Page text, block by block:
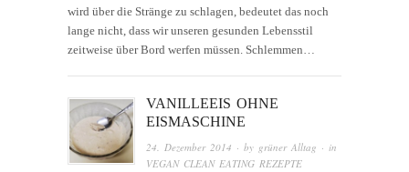
wird über die Stränge zu schlagen, bedeutet das noch
lange nicht, dass wir unseren gesunden Lebensstil
zeitweise über Bord werfen müssen. Schlemmen…
VANILLEEIS OHNE
EISMASCHINE
24. Dezember 2014 · by grüner Alltag · in
VEGAN CLEAN EATING REZEPTE